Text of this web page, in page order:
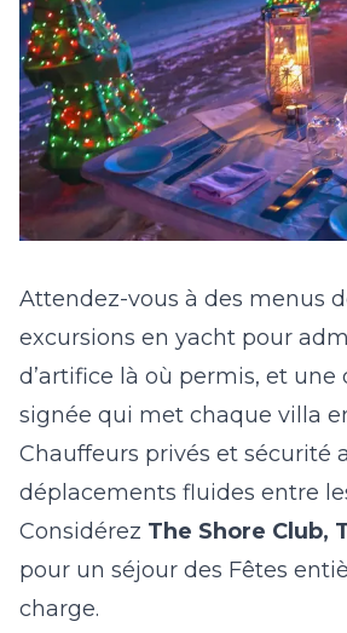
Attendez-vous à des menus
excursions en yacht pour
d’artifice là où permis, et une
signée qui met chaque villa
Chauffeurs privés et sécurité
déplacements fluides entre
Considérez The Shore Club,
pour un séjour des Fêtes
charge.